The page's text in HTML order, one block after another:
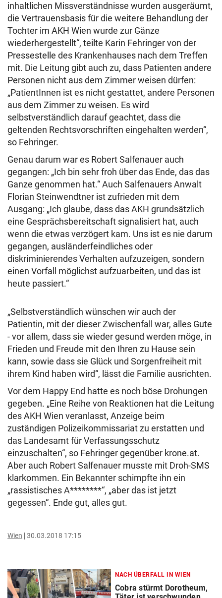
inhaltlichen Missverständnisse wurden ausgeräumt,
die Vertrauensbasis für die weitere Behandlung der
Tochter im AKH Wien wurde zur Gänze
wiederhergestellt“, teilte Karin Fehringer von der
Pressestelle des Krankenhauses nach dem Treffen
mit. Die Leitung gibt auch zu, dass Patienten andere
Personen nicht aus dem Zimmer weisen dürfen:
„PatientInnen ist es nicht gestattet, andere Personen
aus dem Zimmer zu weisen. Es wird
selbstverständlich darauf geachtet, dass die
geltenden Rechtsvorschriften eingehalten werden“,
so Fehringer.
Genau darum war es Robert Salfenauer auch
gegangen: „Ich bin sehr froh über das Ende, das das
Ganze genommen hat.“ Auch Salfenauers Anwalt
Florian Steinwendtner ist zufrieden mit dem
Ausgang: „Ich glaube, dass das AKH grundsätzlich
eine Gesprächsbereitschaft signalisiert hat, auch
wenn die etwas verzögert kam. Uns ist es nie darum
gegangen, ausländerfeindliches oder
diskriminierendes Verhalten aufzuzeigen, sondern
einen Vorfall möglichst aufzuarbeiten, und das ist
heute passiert.“
„Selbstverständlich wünschen wir auch der
Patientin, mit der dieser Zwischenfall war, alles Gute
- vor allem, dass sie wieder gesund werden möge, in
Frieden und Freude mit den Ihren zu Hause sein
kann, sowie dass sie Glück und Sorgenfreiheit mit
ihrem Kind haben wird“, lässt die Familie ausrichten.
Vor dem Happy End hatte es noch böse Drohungen
gegeben. „Eine Reihe von Reaktionen hat die Leitung
des AKH Wien veranlasst, Anzeige beim
zuständigen Polizeikommissariat zu erstatten und
das Landesamt für Verfassungsschutz
einzuschalten“, so Fehringer gegenüber krone.at.
Aber auch Robert Salfenauer musste mit Droh-SMS
klarkommen. Ein Bekannter schimpfte ihn ein
„rassistisches A********“, „aber das ist jetzt
gegessen“. Ende gut, alles gut.
Wien 30.03.2018 17:15
NACH ÜBERFALL IN WIEN
Cobra stürmt Dorotheum,